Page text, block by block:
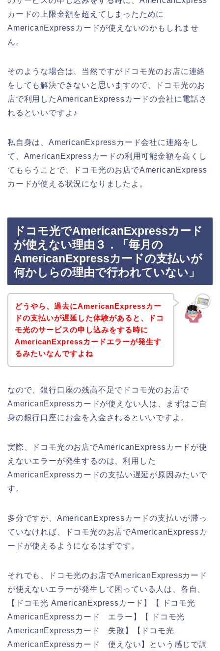
カードの上限金額を超えてしまったために
AmericanExpressカードが使えないのかもしれませ
ん。
そのような場合は、当然ですがドコモ光のお店に連絡
をしても解決できないと思いますので、ドコモ光のお
店で利用したAmericanExpressカードの会社に電話さ
れるといいですよ♪
私自身は、AmericanExpressカード会社に連絡をし
て、AmericanExpressカードの利用可能金額を高くし
てもらうことで、ドコモ光のお店でAmericanExpress
カードが使える状況になりましたよ。
ドコモ光でAmericanExpressカード
が使えない理由３．「毎月の
AmericanExpressカードの支払いが
何かしらの理由で行われていない」
どうやら、過去にAmericanExpressカー
ドの支払いが遅延した体験があると、ドコ
モ光のサービスの申し込みをする時に
AmericanExpressカードエラーが発生す
るみたいなんですよね
なので、銀行口座の残高不足でドコモ光のお店で
AmericanExpressカードが使えない人は、まずはご自
身の銀行口座にお金を入金されるといいですよ。
実際、ドコモ光のお店でAmericanExpressカードが使
えないエラーが発生するのは、利用した
AmericanExpressカードの支払い遅延が原因みたいで
す。
多分ですが、AmericanExpressカードの支払いが滞っ
ていなければ、ドコモ光のお店でAmericanExpressカ
ードが使えるようになるはずです。
それでも、ドコモ光のお店でAmericanExpressカード
が使えないエラーが発生して困っている人は、各自、
【ドコモ光 AmericanExpressカード】【 ドコモ光
AmericanExpressカード エラー】【 ドコモ光
AmericanExpressカード 失敗】【ドコモ光
AmericanExpressカード 使えない】という感じで調